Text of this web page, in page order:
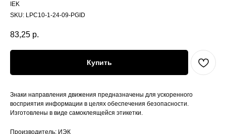
IEK
SKU: LPC10-1-24-09-PGID
83,25 р.
Купить
Знаки направления движения предназначены для ускоренного
восприятия информации в целях обеспечения безопасности.
Изготовлены в виде самоклеящейся этикетки.
Производитель: ИЭК